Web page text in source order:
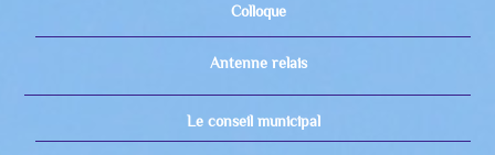
Colloque
Antenne relais
Le conseil municipal